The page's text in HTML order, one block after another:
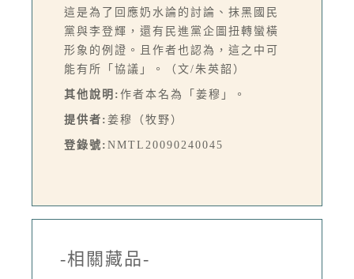
這是為了回應奶水論的討論、抹黑國民
黨與李登輝，還有民進黨企圖扭轉蠻橫
形象的例證。且作者也認為，這之中可
能有所「協議」。（文/朱英韶）
其他說明: 作者本名為「姜穆」。
提供者: 姜穆（牧野）
登錄號: NMTL20090240045
-相關藏品-